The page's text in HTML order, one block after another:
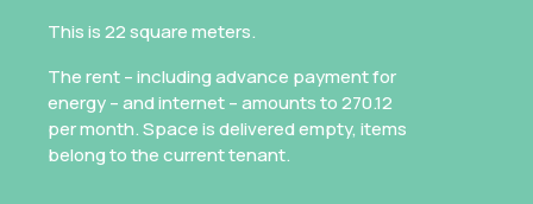
This is 22 square meters.
The rent – including advance payment for
energy – and internet – amounts to 270.12
per month. Space is delivered empty, items
belong to the current tenant.